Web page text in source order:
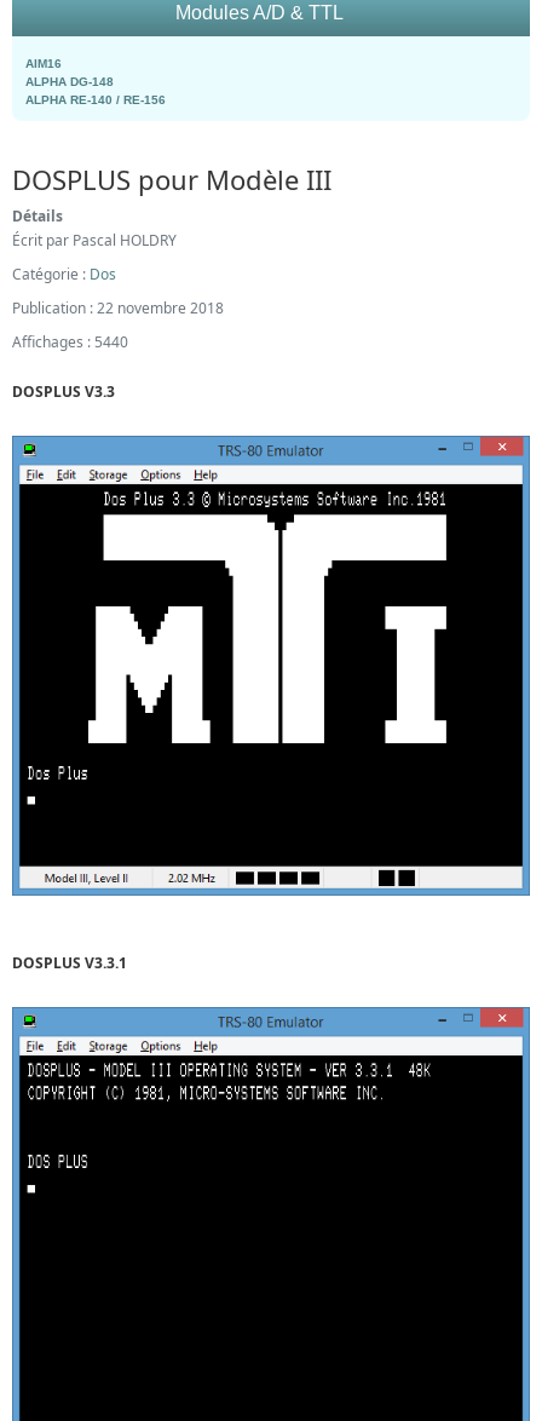
Modules A/D & TTL
AIM16
ALPHA DG-148
ALPHA RE-140 / RE-156
DOSPLUS pour Modèle III
Détails
Écrit par Pascal HOLDRY
Catégorie : Dos
Publication : 22 novembre 2018
Affichages : 5440
DOSPLUS V3.3
DOSPLUS V3.3.1